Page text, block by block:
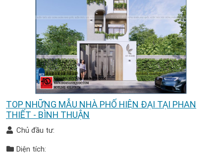
TOP NHỮNG MẪU NHÀ PHỐ HIỆN ĐẠI TẠI PHAN
THIẾT - BÌNH THUẬN
Chủ đầu tư:
Diện tích: